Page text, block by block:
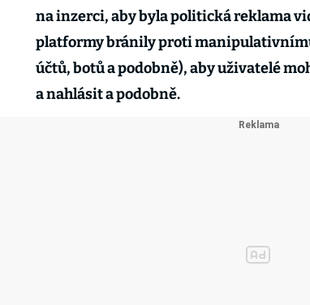
na inzerci, aby byla politická reklama
platformy bránily proti
účtů, botů a podobně), aby uživatelé
a nahlásit a podobně.